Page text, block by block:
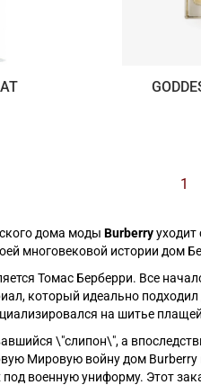
1
дома моды Burberryуходит
многовековой истории дом
Томас Берберри. Все
который идеально
на шитье
\"слипон\", а
Мировую войну дом
военную униформу. Этот